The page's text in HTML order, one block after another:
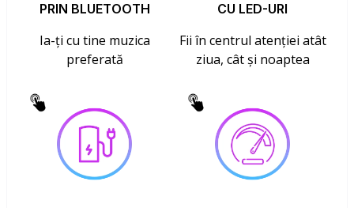
PRIN BLUETOOTH
Ia-ți cu tine muzica
preferată
CU LED-URI
Fii în centrul atenției atât
ziua, cât și noaptea